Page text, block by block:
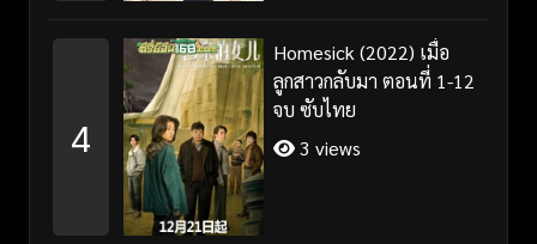
4
Homesick (2022) เมื่อ
ลูกสาวกลับมา ตอนที่ 1-12
จบ ซับไทย
3 views